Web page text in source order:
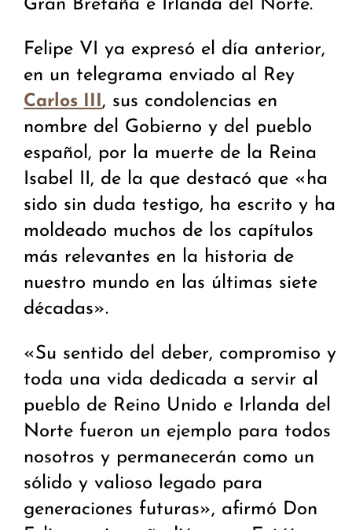
Gran Bretaña e Irlanda del Norte.
Felipe VI ya expresó el día anterior,
en un telegrama enviado al Rey
Carlos III, sus condolencias en
nombre del Gobierno y del pueblo
español, por la muerte de la Reina
Isabel II, de la que destacó que «ha
sido sin duda testigo, ha escrito y ha
moldeado muchos de los capítulos
más relevantes en la historia de
nuestro mundo en las últimas siete
décadas».
«Su sentido del deber, compromiso y
toda una vida dedicada a servir al
pueblo de Reino Unido e Irlanda del
Norte fueron un ejemplo para todos
nosotros y permanecerán como un
sólido y valioso legado para
generaciones futuras», afirmó Don